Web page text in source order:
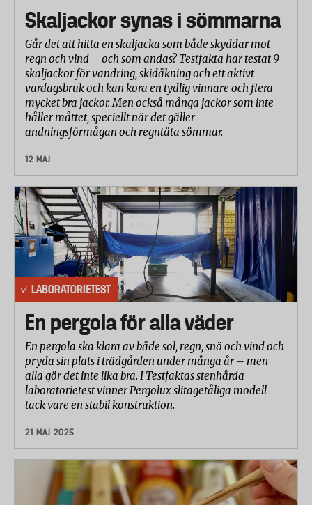
Skaljackor synas i sömmarna
Går det att hitta en skaljacka som både skyddar mot
regn och vind – och som andas? Testfakta har testat 9
skaljackor för vandring, skidåkning och ett aktivt
vardagsbruk och kan kora en tydlig vinnare och flera
mycket bra jackor. Men också många jackor som inte
håller måttet, speciellt när det gäller
andningsförmågan och regntäta sömmar.
12 MAJ
LABORATORIETEST
En pergola för alla väder
En pergola ska klara av både sol, regn, snö och vind och
pryda sin plats i trädgården under många år – men
alla gör det inte lika bra. I Testfaktas stenhårda
laboratorietest vinner Pergolux slitagetåliga modell
tack vare en stabil konstruktion.
21 MAJ 2025